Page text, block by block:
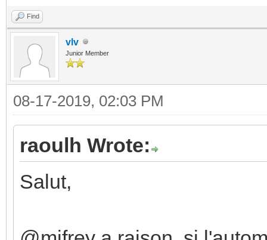
Find
vlv
Junior Member
08-17-2019, 02:03 PM
raoulh Wrote:
Salut,